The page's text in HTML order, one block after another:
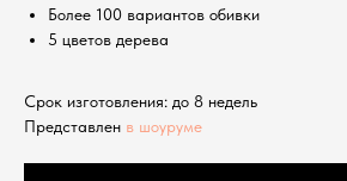
Более 100 вариантов обивки
5 цветов дерева
Срок изготовления: до 8 недель
Представлен в шоуруме